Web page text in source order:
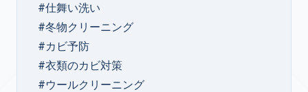
#仕舞い洗い
#冬物クリーニング
#カビ予防
#衣類のカビ対策
#ウールクリーニング